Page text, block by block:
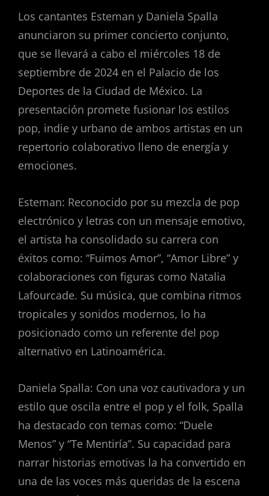
Los cantantes Esteman y Daniela Spalla
anunciaron su primer concierto conjunto,
que se llevará a cabo el miércoles 18 de
septiembre de 2024 en el Palacio de los
Deportes de la Ciudad de México. La
presentación promete fusionar los estilos
pop, indie y urbano de ambos artistas en un
repertorio colaborativo lleno de energía y
emociones.
Esteman: Reconocido por su mezcla de pop
electrónico y letras con un mensaje emotivo,
el artista ha consolidado su carrera con
éxitos como: “Fuimos Amor”, “Amor Libre” y
colaboraciones con figuras como Natalia
Lafourcade. Su música, que combina ritmos
tropicales y sonidos modernos, lo ha
posicionado como un referente del pop
alternativo en Latinoamérica.
Daniela Spalla: Con una voz cautivadora y un
estilo que oscila entre el pop y el folk, Spalla
ha destacado con temas como: “Duele
Menos” y “Te Mentiría”. Su capacidad para
narrar historias emotivas la ha convertido en
una de las voces más queridas de la escena